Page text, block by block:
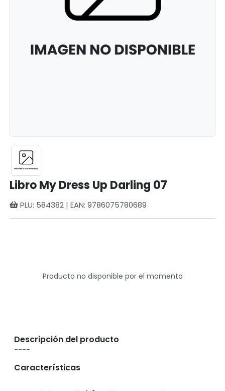
Libro My Dress Up Darling 07
PLU: 584382 | EAN: 9786075780689
Producto no disponible por el momento
Descripción del producto
----
Características